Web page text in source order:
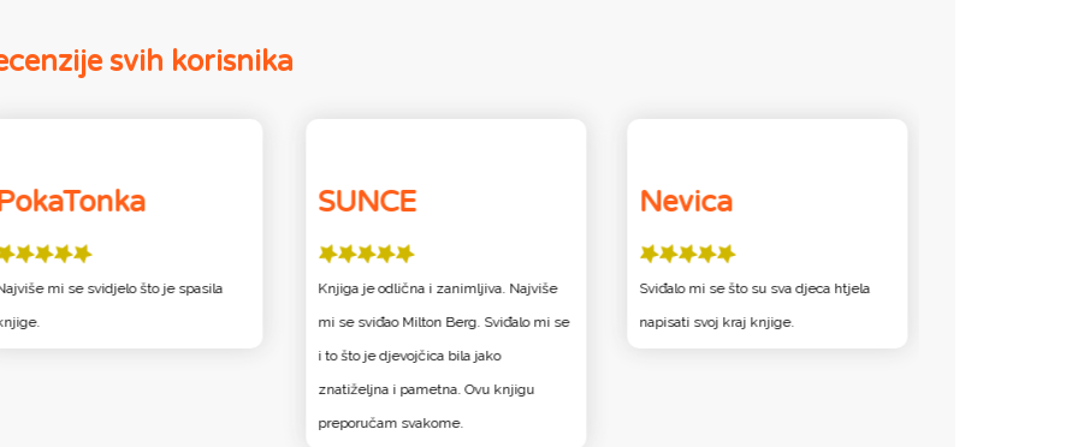
svih korisnika
mi se svidjelo što je spasila
SUNCE
Knjiga je odlična i zanimljiva. Najviše
mi se sviđao Milton Berg. Sviđalo mi se
i to što je djevojčica bila jako
znatiželjna i pametna. Ovu knjigu
preporučam svakome.
Nevica
Sviđalo mi se što su sva djeca htjela
napisati svoj kraj knjige.